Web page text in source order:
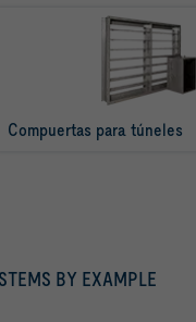
Compuertas para túneles
BY EXAMPLE